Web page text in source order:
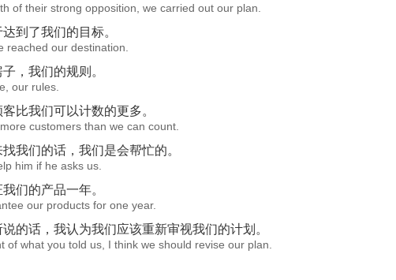
of their strong opposition, we carried out our plan.
到了我们的 目标。
reached our destination.
子， 我们的规则。
our rules.
客比我们可以计数的更多。
customers than we can count.
找我们的话，我们是会帮忙的。
him if he asks us.
我们的产品一年。
our products for one year.
的话，我认为我们应该重新审视我们的计划。
of what you told us, I think we should revise our plan.